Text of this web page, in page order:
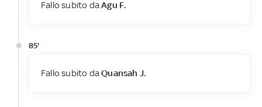
Fallo subito daAgu F.
85'
Fallo subito daQuansah J.